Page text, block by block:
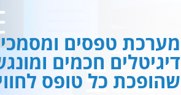
מערכת טפסים
דיגיטלים חכמים
שהופכת כל טופס